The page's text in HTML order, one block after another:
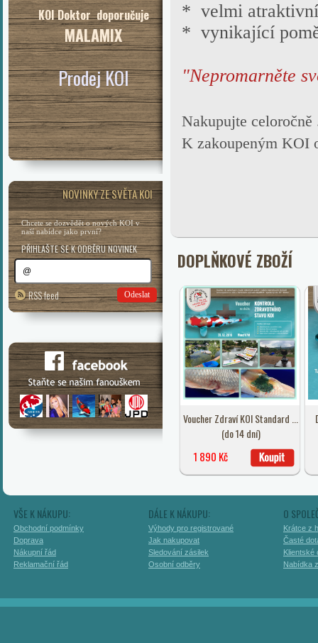
KOI Doktor doporučuje
MALAMIX
Prodej KOI
NOVINKY ZE SVĚTA KOI
Chcete se dozvědět o nových KOI v
naší nabídce jako první?
PŘIHLAŠTE SE K ODBĚRU NOVINEK
RSS feed Odeslat
* velmi
* vynikající
"Nepromarněte
Nakupujte
K zakoupeným KOI
DOPLŇKOVÉ ZBOŽÍ
Voucher Zdraví KOI Standard ...
(do 14 dní)
1 890 Kč
VŠE K NÁKUPU:
Obchodní podmínky
Doprava
Nákupní řád
Reklamační řád
DÁLE K NÁKUPU:
Výhody pro registrované
Jak nakupovat
Sledování zásilek
Osobní odběry
O
Krátce z
Časté
Klientské
Nabídka